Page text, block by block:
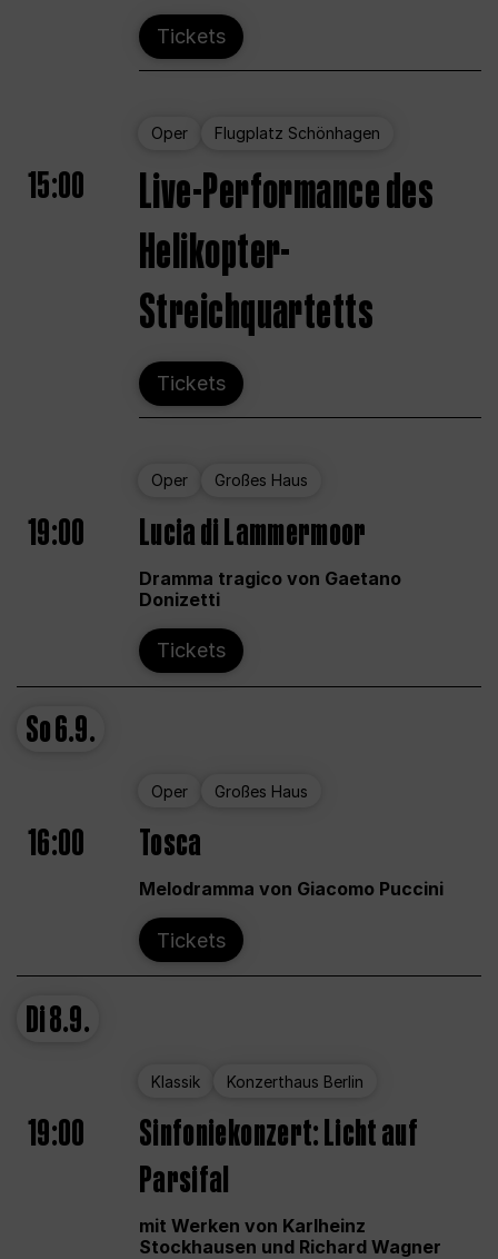
Tickets
Oper Flugplatz Schönhagen
15:00
Live-Performance des
Helikopter-
Streichquartetts
Tickets
Oper Großes Haus
19:00 Lucia di Lammermoor
Dramma tragico von Gaetano
Donizetti
Tickets
So6.9.
Oper Großes Haus
16:00 Tosca
Melodramma von Giacomo Puccini
Tickets
Di8.9.
Klassik Konzerthaus Berlin
19:00
Sinfoniekonzert: Licht auf
Parsifal
mit Werken von Karlheinz
Stockhausen und Richard Wagner